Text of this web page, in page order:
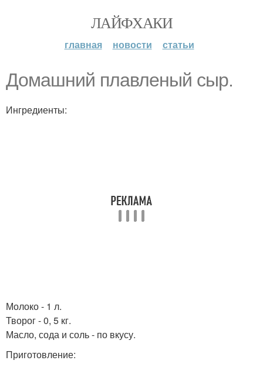
ЛАЙФХАКИ
главная новости статьи
Домашний плавленый сыр.
Ингредиенты:
Молоко - 1 л.
Творог - 0, 5 кг.
Масло, сода и соль - по вкусу.
Приготовление: